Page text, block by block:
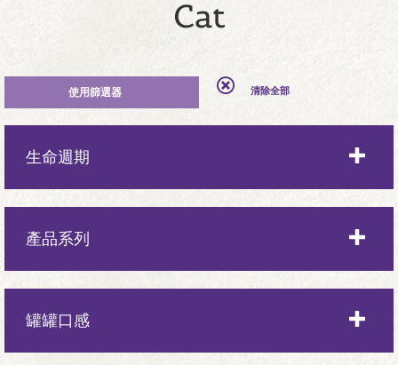
Cat
清除全部
生命週期
全齡
成年
產品系列
Complete Health全方位系列
罐罐口感